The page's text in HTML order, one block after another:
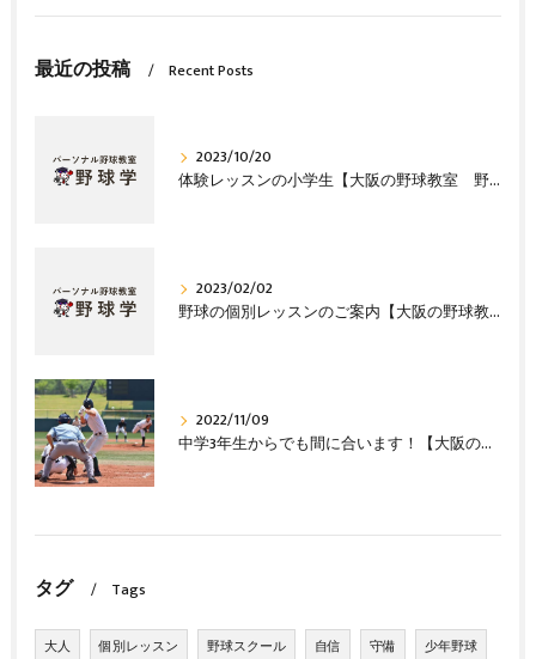
最近の投稿 Recent Posts
2023/10/20
体験レッスンの小学生【大阪の野球教室 野球塾】
2023/02/02
野球の個別レッスンのご案内【大阪の野球教室 野球塾】
2022/11/09
中学3年生からでも間に合います！【大阪の野球教室 野球塾】
タグ Tags
大人 個別レッスン 野球スクール 自信 守備 少年野球